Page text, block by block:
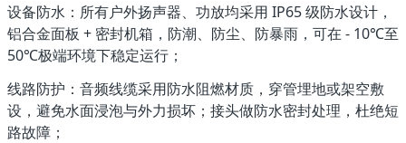
设备防水 ：所有户外扬声器、功放均采用 IP65 级防水设计，
铝合金面板 + 密封机箱，防潮、防尘、防暴雨，可在 - 10℃至
50℃极端环境下稳定运行；
线路防护 ：音频线缆采用防水阻燃材质，穿管埋地或架空敷
设，避免水面浸泡与外力损坏；接头做防水密封处理，杜绝短
路故障；